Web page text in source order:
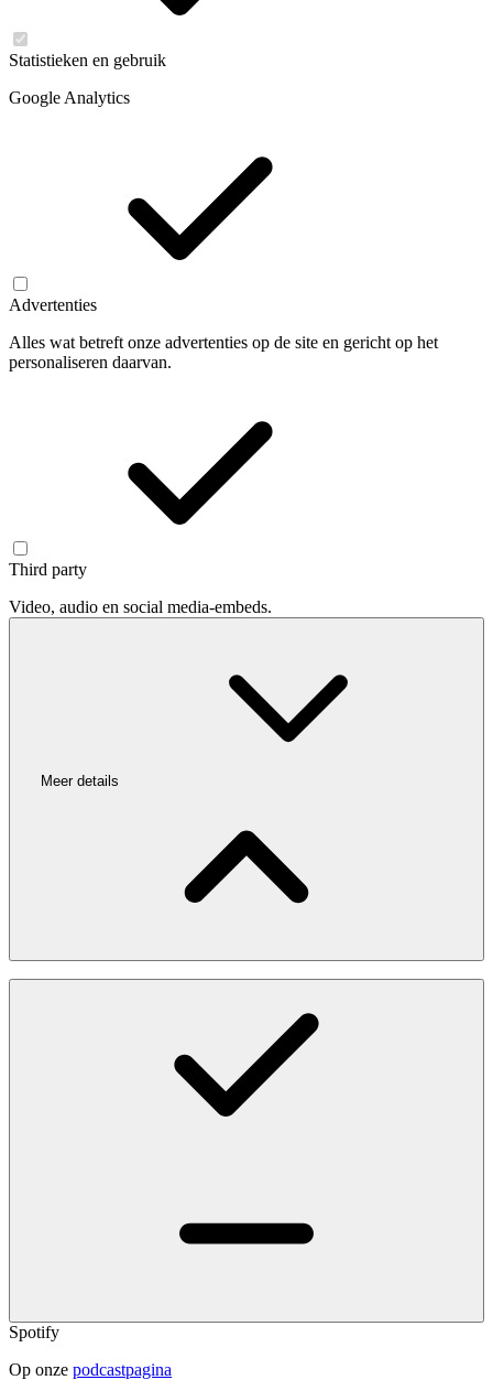
Statistieken en gebruik
Google Analytics
Advertenties
Alles wat betreft onze advertenties op de site en gericht op het
personaliseren daarvan.
Third party
Video, audio en social media-embeds.
Meer details
Spotify
Op onze podcastpagina